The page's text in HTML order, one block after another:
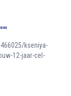
kseniya-
12-jaar-cel-